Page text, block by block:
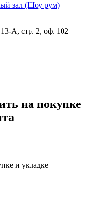
зал (Шоу рум)
А, стр. 2, оф. 102
на покупке
и укладке